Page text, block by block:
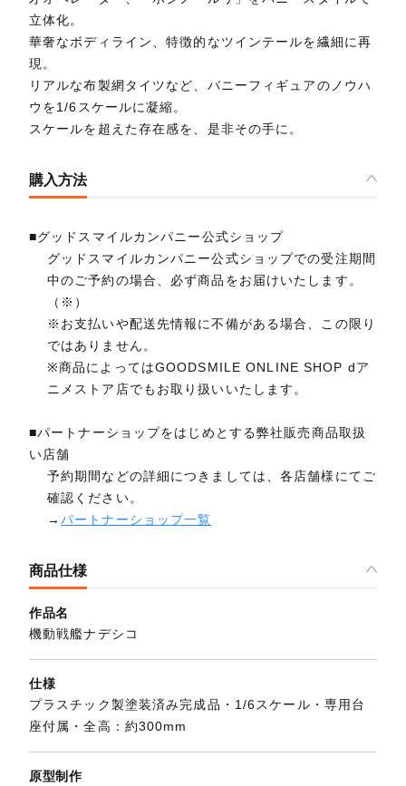
立体化。
華奢なボディライン、特徴的なツインテールを繊細に再
現。
リアルな布製網タイツなど、バニーフィギュアのノウハ
ウを1/6スケールに凝縮。
スケールを超えた存在感を、是非その手に。
購入方法
■グッドスマイルカンパニー公式ショップ
グッドスマイルカンパニー公式ショップでの受注期間
中のご予約の場合、必ず商品をお届けいたします。
（※）
※お支払いや配送先情報に不備がある場合、この限り
ではありません。
※商品によってはGOODSMILE ONLINE SHOP dア
ニメストア店でもお取り扱いいたします。
■パートナーショップをはじめとする弊社販売商品取扱
い店舗
予約期間などの詳細につきましては、各店舗様にてご
確認ください。
→パートナーショップ一覧
商品仕様
作品名
機動戦艦ナデシコ
仕様
プラスチック製塗装済み完成品・1/6スケール・専用台
座付属・全高：約300mm
原型制作